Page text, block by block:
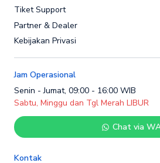
Tiket Support
Partner & Dealer
Kebijakan Privasi
Jam Operasional
Senin - Jumat, 09:00 - 16:00 WIB
Sabtu, Minggu dan Tgl Merah LIBUR
Chat via
Kontak